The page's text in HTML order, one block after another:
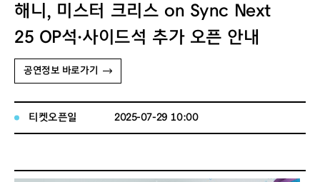
해니, 미스터 크리스 on Sync Next
25 OP석·사이드석 추가 오픈 안내
공연정보 바로가기
티켓오픈일 2025-07-29 10:00